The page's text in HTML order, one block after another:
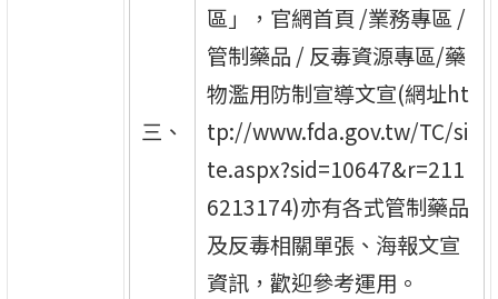
三、
區」，官網首頁 /業務專區 /
管制藥品 / 反毒資源專區/藥
物濫用防制宣導文宣(網址ht
tp://www.fda.gov.tw/TC/si
te.aspx?sid=10647&r=211
6213174)亦有各式管制藥品
及反毒相關單張、海報文宣
資訊，歡迎參考運用。